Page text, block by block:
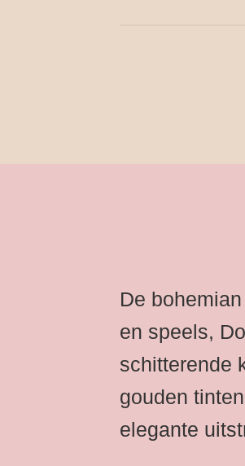
De
en speels,
schitterende
gouden
elegante